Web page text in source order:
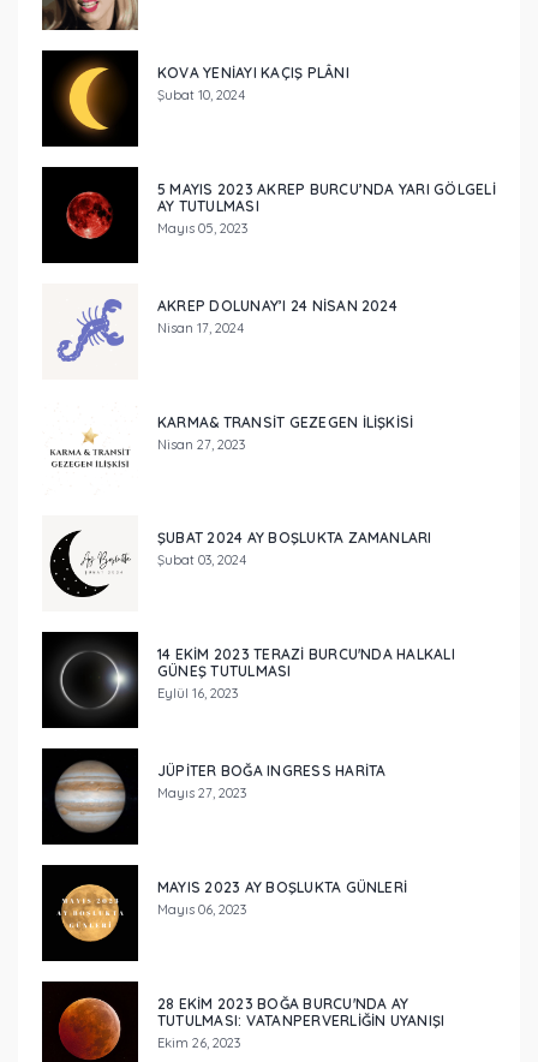
KOVA YENİAYI KAÇIŞ PLÂNI
Şubat 10, 2024
5 MAYIS 2023 AKREP BURCU’NDA YARI GÖLGELİ
AY TUTULMASI
Mayıs 05, 2023
AKREP DOLUNAY’I 24 NISAN 2024
Nisan 17, 2024
KARMA& TRANSIT GEZEGEN ILIŞKISI
Nisan 27, 2023
ŞUBAT 2024 AY BOŞLUKTA ZAMANLARI
Şubat 03, 2024
14 EKİM 2023 TERAZİ BURCU'NDA HALKALI
GÜNEŞ TUTULMASI
Eylül 16, 2023
JÜPİTER BOĞA INGRESS HARİTA
Mayıs 27, 2023
MAYIS 2023 AY BOŞLUKTA GÜNLERİ
Mayıs 06, 2023
28 EKİM 2023 BOĞA BURCU'NDA AY
TUTULMASI: VATANPERVERLİĞİN UYANIŞI
Ekim 26, 2023